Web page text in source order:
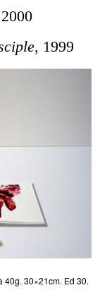
, 1999
40g. 30×21cm. Ed 30.